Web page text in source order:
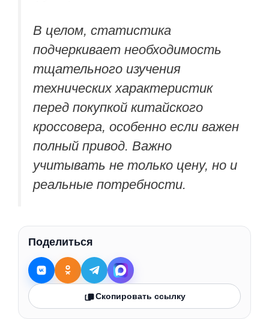
В целом, статистика
подчеркивает необходимость
тщательного изучения
технических характеристик
перед покупкой китайского
кроссовера, особенно если важен
полный привод. Важно
учитывать не только цену, но и
реальные потребности.
Поделиться
Скопировать ссылку